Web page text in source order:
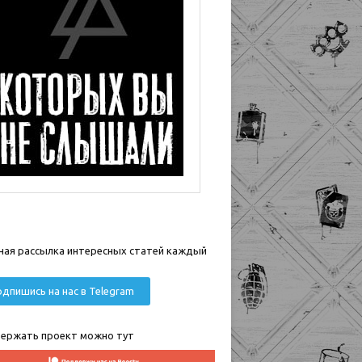
рассылка интересных статей каждый
на нас в Telegram
проект можно тут